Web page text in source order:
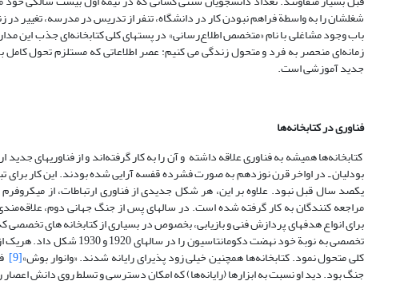
شغلشان را به واسطة فراهم نبودن کار در دانشگاه، تنفر از تدریس در مدرسه، تغییر
باب وجود مشاغلی با نام «متخصص اطلاع‌رسانی» در پستهای کلی کتابخانه‌ای جذب این
زمانه‌ای منحصر به فرد و متحول زندگی می کنیم: عصر اطلاعاتی که مستلزم تحول
جدید آموزشی است.
فناوری در کتابخانه‌ها
کتابخانه‌ها همیشه به فناوری علاقه داشته‌ ‌و آن را به کار گرفته‌اند و از فناوریهای جدید
بودلیان ـ در اواخر قرن نوزدهم به صورت فشرده قفسه آرایی شده بودند. این کار
یکصد سال قبل نبود. علاوه بر این، هر شکل جدیدی از فناوری ارتباطات، از میکروفرم
مراجعه کنندگان به کار گرفته شده است. در سالهای پس از جنگ جهانی دوم،
تخصصی به نوبة خود نهضت
کلی متحول نمود. کتابخانه‌ها همچنین خیلی زود پذیرای رایانه شدند. «وانوار بوش»[9]
جنگ بود. دید او نسبت به ابزارها (رایانه‌ها) که امکان دسترسی و تسلط روی دانش